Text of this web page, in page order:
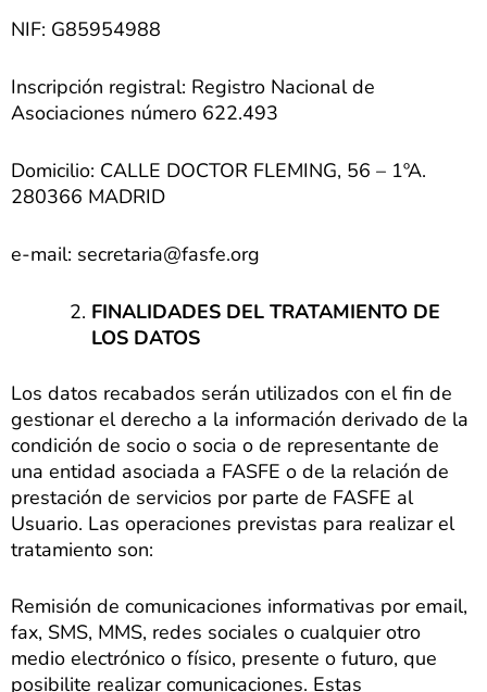
NIF: G85954988
Inscripción registral: Registro Nacional de
Asociaciones número 622.493
Domicilio: CALLE DOCTOR FLEMING, 56 – 1ºA.
280366 MADRID
e-mail: secretaria@fasfe.org
FINALIDADES DEL TRATAMIENTO DE
LOS DATOS
Los datos recabados serán utilizados con el fin de
gestionar el derecho a la información derivado de la
condición de socio o socia o de representante de
una entidad asociada a FASFE o de la relación de
prestación de servicios por parte de FASFE al
Usuario. Las operaciones previstas para realizar el
tratamiento son:
Remisión de comunicaciones informativas por email,
fax, SMS, MMS, redes sociales o cualquier otro
medio electrónico o físico, presente o futuro, que
posibilite realizar comunicaciones. Estas